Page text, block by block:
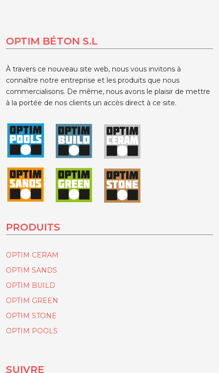
OPTIM BÉTON S.L
À travers ce nouveau site web, nous vous invitons à
connaître notre entreprise et les produits que nous
commercialisons. De même, nous avons le plaisir de mettre
à la portée de nos clients un accès direct à ce site.
PRODUITS
OPTIM CERAM
OPTIM SANDS
OPTIM BUILD
OPTIM GREEN
OPTIM STONE
OPTIM POOLS
SUIVRE